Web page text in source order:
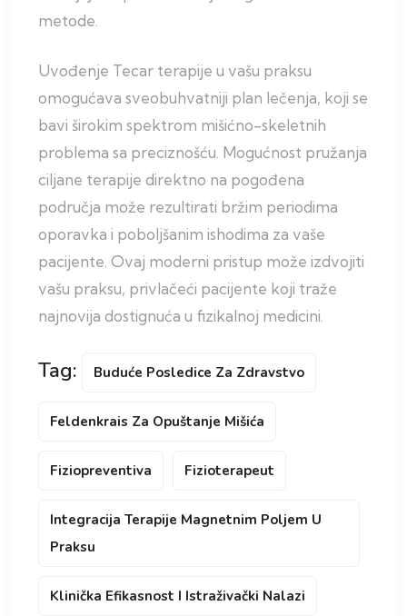
metode.
Uvođenje Tecar terapije u vašu praksu
omogućava sveobuhvatniji plan lečenja, koji se
bavi širokim spektrom mišićno-skeletnih
problema sa preciznošću. Mogućnost pružanja
ciljane terapije direktno na pogođena
područja može rezultirati bržim periodima
oporavka i poboljšanim ishodima za vaše
pacijente. Ovaj moderni pristup može izdvojiti
vašu praksu, privlačeći pacijente koji traže
najnovija dostignuća u fizikalnoj medicini.
Tag: Buduće Posledice Za Zdravstvo
Feldenkrais Za Opuštanje Mišića
Fiziopreventiva Fizioterapeut
Integracija Terapije Magnetnim Poljem U
Praksu
Klinička Efikasnost I Istraživački Nalazi